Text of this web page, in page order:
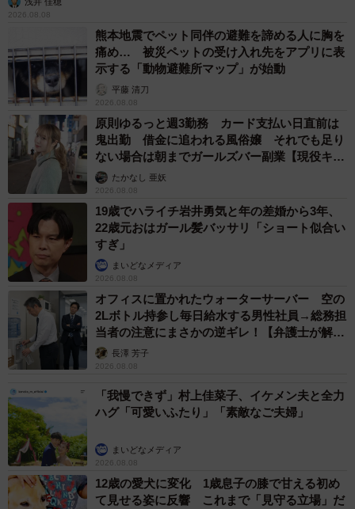
2026.08.08
熊本地震でペット同伴の避難を諦める人に胸を
痛め… 被災ペットの受け入れ先をアプリに表
示する「動物避難所マップ」が始動
平藤 清刀
2026.08.08
原則ゆるっと週3勤務 カード支払い日直前は
鬼出勤 借金に追われる風俗嬢 それでも足り
ない場合は朝までガールズバー副業【現役キャ
ストに取材】
たかなし 亜妖
2026.08.08
19歳でハライチ岩井勇気と年の差婚から3年、
22歳元おはガール髪バッサリ「ショート似合い
すぎ」
まいどなメディア
2026.08.08
オフィスに置かれたウォーターサーバー 空の
2Lボトル持参し毎日給水する男性社員→総務担
当者の注意にまさかの逆ギレ！【弁護士が解
説】長澤 芳子
2026.08.08
「我慢できず」村上佳菜子、イケメン夫と全力
ハグ「可愛いふたり」「素敵なご夫婦」
まいどなメディア
2026.08.08
12歳の愛犬に変化 1歳息子の膝で甘える初め
て見せる姿に反響 これまで「見守る立場」だ